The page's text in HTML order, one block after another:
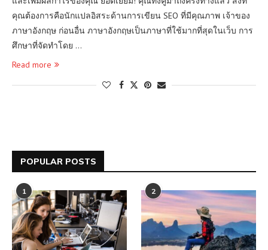
คุณต้องการคือนักแปลอิสระด้านการเขียน SEO ที่มีคุณภาพ เจ้าของ
ภาษาอังกฤษ ก่อนอื่น ภาษาอังกฤษเป็นภาษาที่ใช้มากที่สุดในเว็บ การ
ศึกษาที่จัดทำโดย …
Read more
POPULAR POSTS
1 2